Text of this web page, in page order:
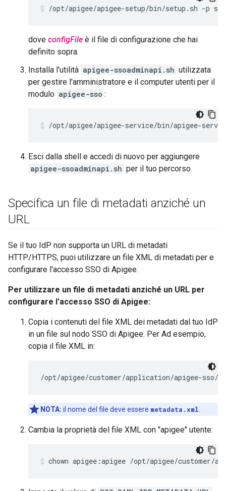
/opt/apigee/apigee-setup/bin/setup.sh -p
dove configFile è il file di configurazione che hai
definito sopra.
Installa l'utilità apigee-ssoadminapi.sh utilizzata
per gestire l'amministratore e il computer utenti per il
modulo apigee-sso :
/opt/apigee/apigee-service/bin/apigee-
Esci dalla shell e accedi di nuovo per aggiungere
apigee-ssoadminapi.sh per il tuo percorso.
Specifica un file di metadati anziché un
URL
Se il tuo IdP non supporta un URL di metadati
HTTP/HTTPS, puoi utilizzare un file XML di metadati per e
configurare l'accesso SSO di Apigee.
Per utilizzare un file di metadati anziché un URL per
configurare l'accesso SSO di Apigee:
Copia i contenuti del file XML dei metadati dal tuo IdP
in un file sul nodo SSO di Apigee. Per Ad esempio,
copia il file XML in:
/opt/apigee/customer/application/apigee-sso/
NOTA: il nome del file deve essere metadata.xml
Cambia la proprietà del file XML con "apigee" utente:
chown apigee:apigee /opt/apigee/customer/